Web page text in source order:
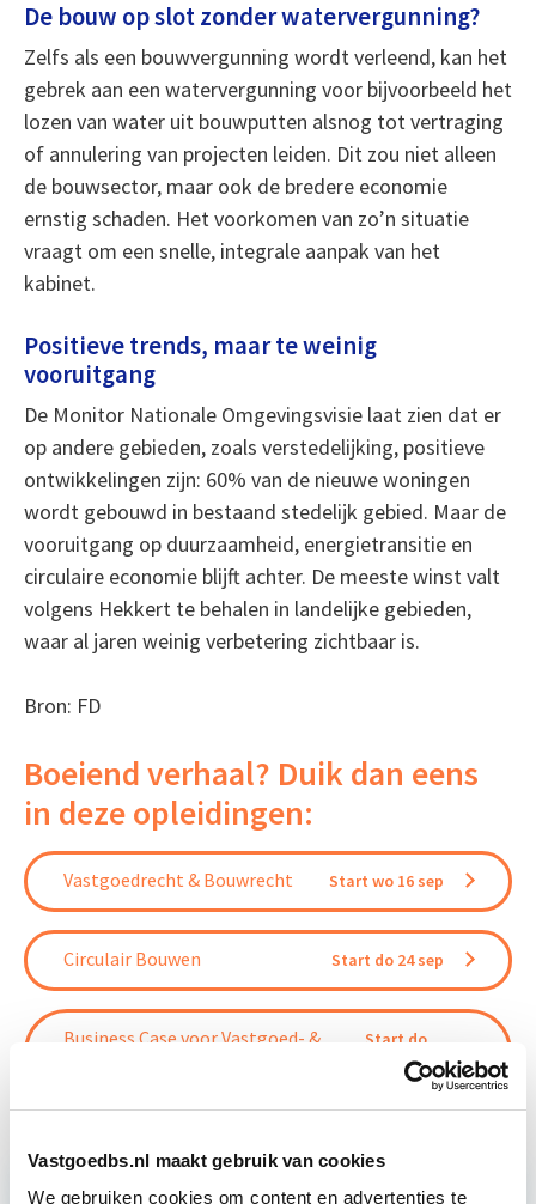
Vastgoedbs.nl maakt gebruik van cookies
We gebruiken cookies om content en advertenties te
De bouw op slot zonder watervergunning?
Zelfs als een bouwvergunning wordt verleend, kan het
gebrek aan een watervergunning voor bijvoorbeeld het
lozen van water uit bouwputten alsnog tot vertraging
of annulering van projecten leiden. Dit zou niet alleen
de bouwsector, maar ook de bredere economie
ernstig schaden. Het voorkomen van zo’n situatie
vraagt om een snelle, integrale aanpak van het
kabinet.
Positieve trends, maar te weinig
vooruitgang
De Monitor Nationale Omgevingsvisie laat zien dat er
op andere gebieden, zoals verstedelijking, positieve
ontwikkelingen zijn: 60% van de nieuwe woningen
wordt gebouwd in bestaand stedelijk gebied. Maar de
vooruitgang op duurzaamheid, energietransitie en
circulaire economie blijft achter. De meeste winst valt
volgens Hekkert te behalen in landelijke gebieden,
waar al jaren weinig verbetering zichtbaar is.
Bron: FD
Boeiend verhaal? Duik dan eens
in deze opleidingen:
Vastgoedrecht & Bouwrecht Start wo 16 sep
Circulair Bouwen Start do 24 sep
Business Case voor Vastgoed- &
Start do
10 sep